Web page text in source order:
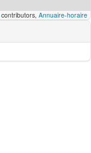
contributors, Annuaire-horaire